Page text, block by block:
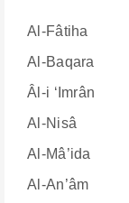
Al-Fâtiha
Al-Baqara
Âl-i ‘Imrân
Al-Nisâ
Al-Mâ’ida
Al-An’âm